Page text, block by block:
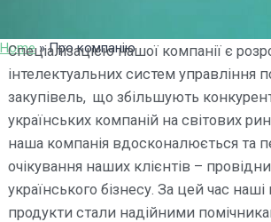
Home»Про компанію
Спеціалізацією нашої компанії є
інтелектуальних систем
закупівель, що збільшують
українських компаній на світових
наша компанія вдосконалюється та
очікування наших клієнтів –
українського бізнесу. За цей час наші
продукти стали надійними